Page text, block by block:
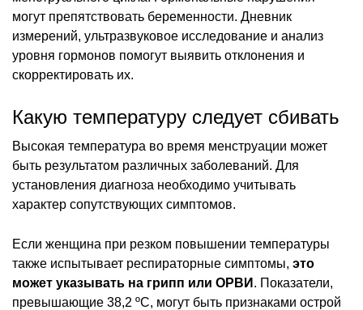
могут препятствовать беременности. Дневник
измерений, ультразвуковое исследование и анализ
уровня гормонов помогут выявить отклонения и
скорректировать их.
Какую температуру следует сбивать
Высокая температура во время менструации может
быть результатом различных заболеваний. Для
установления диагноза необходимо учитывать
характер сопутствующих симптомов.
Если женщина при резком повышении температуры
также испытывает респираторные симптомы, это
может указывать на грипп или ОРВИ . Показатели,
превышающие 38,2 ºС, могут быть признаками острой